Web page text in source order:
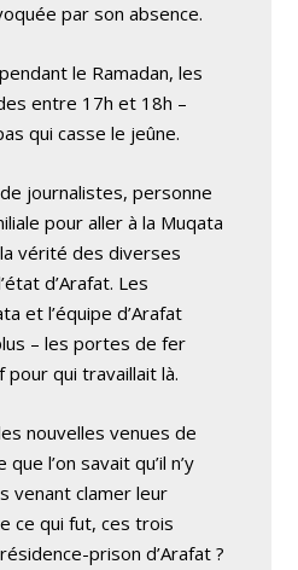
par son absence.
le Ramadan, les
entre 17h et 18h –
qui casse le jeûne.
journalistes, personne
pour aller à la Muqata
vérité des diverses
d’Arafat. Les
et l’équipe d’Arafat
– les portes de fer
qui travaillait là.
nouvelles venues de
l’on savait qu’il n’y
venant clamer leur
ce qui fut, ces trois
prison d’Arafat ?